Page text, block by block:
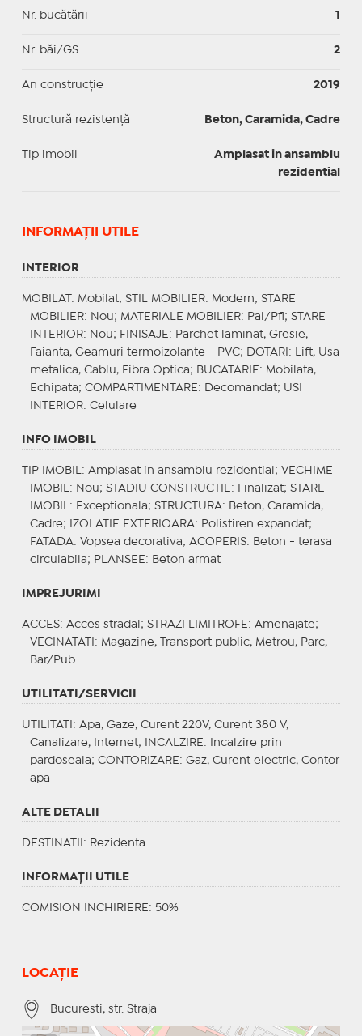
Nr. bucătării 1
Nr. băi/GS 2
An construcție 2019
Structură rezistență Beton, Caramida, Cadre
Tip imobil
Amplasat in ansamblu
rezidential
INFORMAŢII UTILE
INTERIOR
MOBILAT : Mobilat; STIL MOBILIER: Modern; STARE
MOBILIER: Nou; MATERIALE MOBILIER: Pal/Pfl; STARE
INTERIOR: Nou; FINISAJE : Parchet laminat, Gresie,
Faianta, Geamuri termoizolante - PVC;
DOTARI : Lift, Usa
metalica, Cablu, Fibra Optica; BUCATARIE : Mobilata,
Echipata; COMPARTIMENTARE : Decomandat; USI
INTERIOR: Celulare
INFO IMOBIL
TIP IMOBIL : Amplasat in ansamblu rezidential; VECHIME
IMOBIL : Nou; STADIU CONSTRUCTIE : Finalizat; STARE
IMOBIL : Exceptionala; STRUCTURA: Beton, Caramida,
Cadre;
IZOLATIE EXTERIOARA: Polistiren expandat;
FATADA: Vopsea decorativa; ACOPERIS: Beton - terasa
circulabila; PLANSEE : Beton armat
IMPREJURIMI
ACCES: Acces stradal; STRAZI LIMITROFE : Amenajate;
VECINATATI : Magazine, Transport public, Metrou, Parc,
Bar/Pub
UTILITATI/SERVICII
UTILITATI : Apa, Gaze, Curent 220V, Curent 380 V,
Canalizare, Internet;
INCALZIRE : Incalzire prin
pardoseala; CONTORIZARE : Gaz, Curent electric, Contor
apa
ALTE DETALII
DESTINATII : Rezidenta
INFORMAŢII UTILE
COMISION INCHIRIERE: 50%
LOCAȚIE
Bucuresti, str. Straja